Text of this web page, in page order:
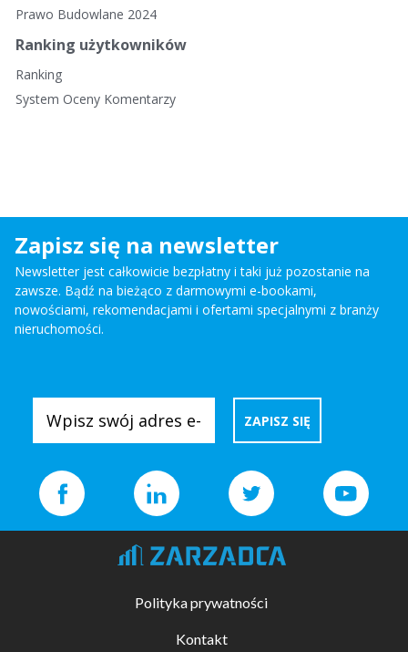
n
Prawo Budowlane 2024
Ranking użytkowników
Ranking
System Oceny Komentarzy
Zapisz się na newsletter
Newsletter jest całkowicie bezpłatny i taki już pozostanie na
zawsze. Bądź na bieżąco z darmowymi e-bookami,
nowościami, rekomendacjami i ofertami specjalnymi z branży
nieruchomości.
Polityka prywatności
Kontakt